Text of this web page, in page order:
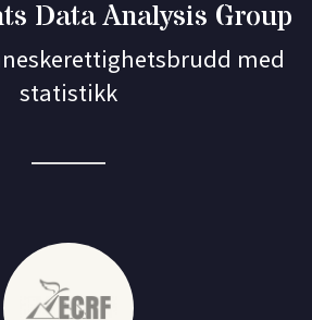
Data Analysis Group
med
statistikk